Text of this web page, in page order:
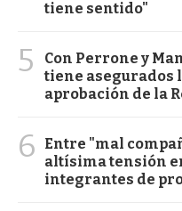
tiene sentido"
5
Con Perrone y
tiene asegurados
aprobación de la
6
Entre "mal
altísima tensión
integrantes de